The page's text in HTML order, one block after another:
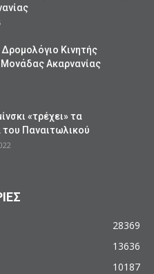
Κινητής
Ακαρνανίας
«τρέχει» τα
Παναιτωλικού
28369
13636
10187